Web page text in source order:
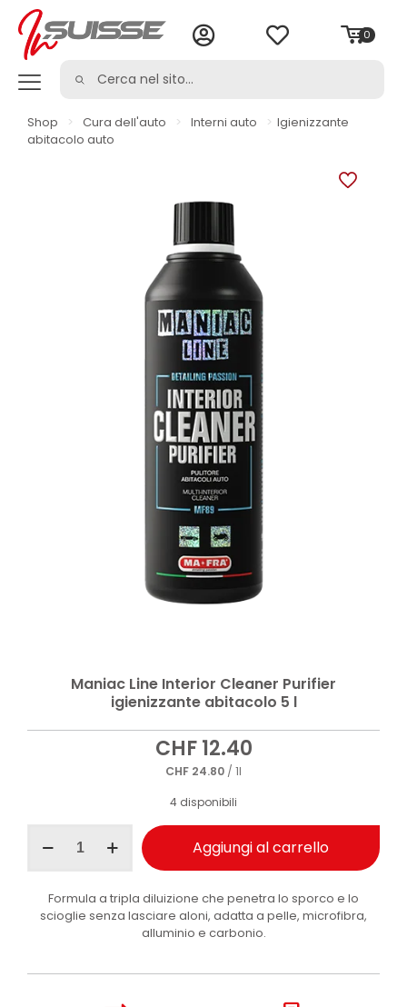
0
Shop > Cura dell'auto > Interni auto > Igienizzante
abitacolo auto
Maniac Line Interior Cleaner Purifier
igienizzante abitacolo 5 l
CHF12.40
CHF 24.80 / 1l
4 disponibili
Line
Purifier
igienizzante
l
Aggiungi al carrello
Formula a tripla diluizione che penetra lo sporco e lo
scioglie senza lasciare aloni, adatta a pelle, microfibra,
alluminio e carbonio.